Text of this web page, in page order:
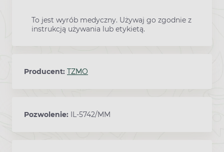
To jest wyrób medyczny. Używaj go zgodnie z
instrukcją używania lub etykietą.
Producent: TZMO
Pozwolenie: IL-5742/MM